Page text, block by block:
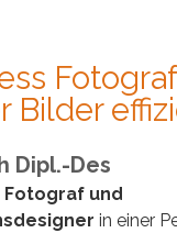
Bilder
Dipl.-Des
Fotograf und
in einer